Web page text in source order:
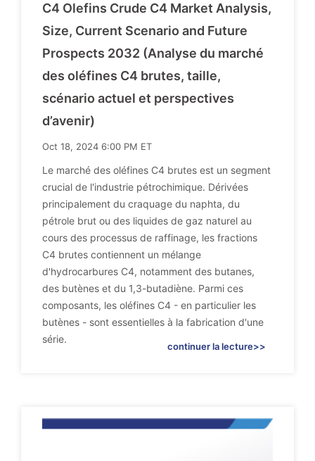
C4 Olefins Crude C4 Market Analysis,
Size, Current Scenario and Future
Prospects 2032 (Analyse du marché
des oléfines C4 brutes, taille,
scénario actuel et perspectives
d’avenir)
Oct 18, 2024 6:00 PM ET
Le marché des oléfines C4 brutes est un segment
crucial de l'industrie pétrochimique. Dérivées
principalement du craquage du naphta, du
pétrole brut ou des liquides de gaz naturel au
cours des processus de raffinage, les fractions
C4 brutes contiennent un mélange
d'hydrocarbures C4, notamment des butanes,
des butènes et du 1,3-butadiène. Parmi ces
composants, les oléfines C4 - en particulier les
butènes - sont essentielles à la fabrication d'une
série.
continuer la lecture>>